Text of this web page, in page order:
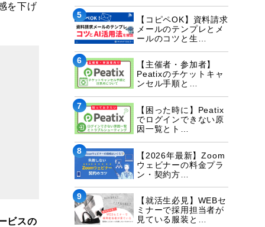
を下げ
ビスの
5
【コピペOK】資料請求
メールのテンプレとメ
ールのコツと生…
6
【主催者・参加者】
Peatixのチケットキャ
ンセル手順と…
7
【困った時に】Peatix
でログインできない原
因一覧とト…
8
【2026年最新】Zoom
ウェビナーの料金プラ
ン・契約方…
9
【就活生必見】WEBセ
ミナーで採用担当者が
見ている服装と…